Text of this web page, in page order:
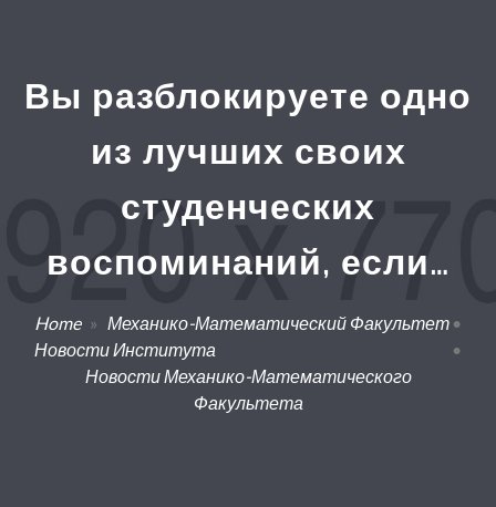
Вы разблокируете одно
из лучших своих
студенческих
воспоминаний, если…
Home » Механико-Математический Факультет •
Новости Института
•
Новости Механико-Математического
Факультета